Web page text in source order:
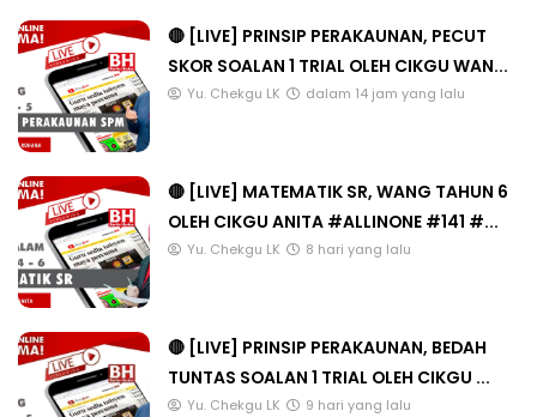
🔴 [LIVE] PRINSIP PERAKAUNAN, PECUT
SKOR SOALAN 1 TRIAL OLEH CIKGU WAN...
Yu. Chekgu LK dalam 14 jam yang lalu
🔴 [LIVE] MATEMATIK SR, WANG TAHUN 6
OLEH CIKGU ANITA #ALLINONE #141 #...
Yu. Chekgu LK 8 hari yang lalu
🔴 [LIVE] PRINSIP PERAKAUNAN, BEDAH
TUNTAS SOALAN 1 TRIAL OLEH CIKGU ...
Yu. Chekgu LK 9 hari yang lalu